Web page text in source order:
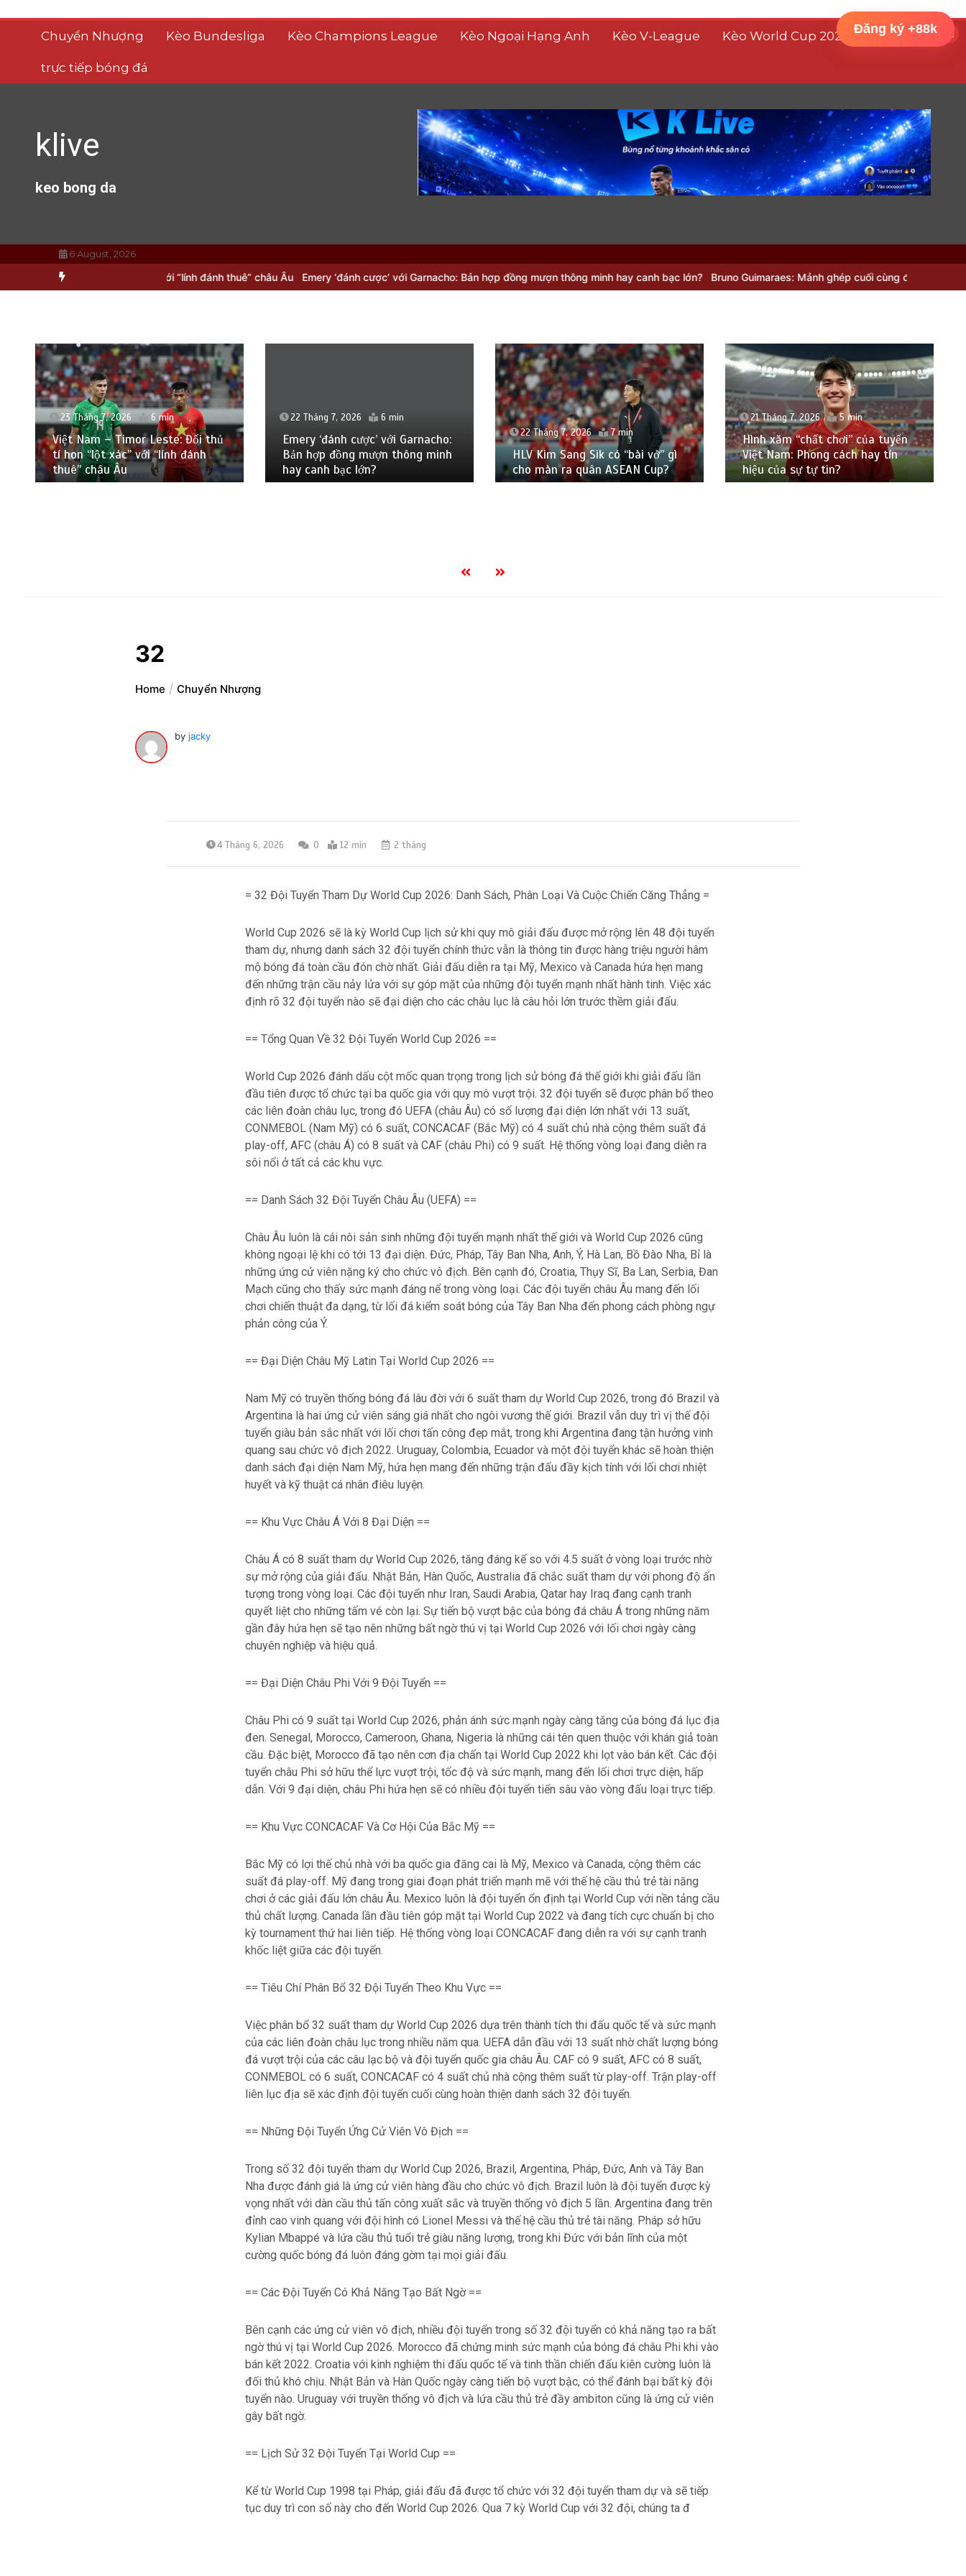
Chuyển Nhượng Kèo Bundesliga Kèo Champions League Kèo Ngoại Hạng Anh Kèo V-League Kèo World Cup 2026
trực tiếp bóng đá
klive
keo bong da
6 August, 2026
tí hon “lột xác” với “lính đánh thuê” châu Âu Emery ‘đánh cược’ với Garnacho: Bản hợp đồng mượn thông minh hay canh bạc lớn? Bruno Guimaraes: Mảnh ghép cuối cùng để Arsenal tạo ra ‘cỗ
23 Tháng 7, 2026 6 min
Việt Nam – Timor Leste: Đối thủ
tí hon “lột xác” với “lính đánh
thuê” châu Âu
22 Tháng 7, 2026 6 min
Emery ‘đánh cược’ với Garnacho:
Bản hợp đồng mượn thông minh
hay canh bạc lớn?
22 Tháng 7, 2026 7 min
HLV Kim Sang Sik có “bài vở” gì
cho màn ra quân ASEAN Cup?
21 Tháng 7, 2026 5 min
Hình xăm “chất chơi” của tuyển
Việt Nam: Phong cách hay tín
hiệu của sự tự tin?
32
Home Chuyển Nhượng
by jacky
4 Tháng 6, 2026 0 12 min 2 tháng
= 32 Đội Tuyển Tham Dự World Cup 2026: Danh Sách, Phân Loại Và Cuộc Chiến Căng Thẳng =
World Cup 2026 sẽ là kỳ World Cup lịch sử khi quy mô giải đấu được mở rộng lên 48 đội tuyển
tham dự, nhưng danh sách 32 đội tuyển chính thức vẫn là thông tin được hàng triệu người hâm
mộ bóng đá toàn cầu đón chờ nhất. Giải đấu diễn ra tại Mỹ, Mexico và Canada hứa hẹn mang
đến những trận cầu nảy lửa với sự góp mặt của những đội tuyển mạnh nhất hành tinh. Việc xác
định rõ 32 đội tuyển nào sẽ đại diện cho các châu lục là câu hỏi lớn trước thềm giải đấu.
== Tổng Quan Về 32 Đội Tuyển World Cup 2026 ==
World Cup 2026 đánh dấu cột mốc quan trọng trong lịch sử bóng đá thế giới khi giải đấu lần
đầu tiên được tổ chức tại ba quốc gia với quy mô vượt trội. 32 đội tuyển sẽ được phân bổ theo
các liên đoàn châu lục, trong đó UEFA (châu Âu) có số lượng đại diện lớn nhất với 13 suất,
CONMEBOL (Nam Mỹ) có 6 suất, CONCACAF (Bắc Mỹ) có 4 suất chủ nhà cộng thêm suất đá
play-off, AFC (châu Á) có 8 suất và CAF (châu Phi) có 9 suất. Hệ thống vòng loại đang diễn ra
sôi nổi ở tất cả các khu vực.
== Danh Sách 32 Đội Tuyển Châu Âu (UEFA) ==
Châu Âu luôn là cái nôi sản sinh những đội tuyển mạnh nhất thế giới và World Cup 2026 cũng
không ngoại lệ khi có tới 13 đại diện. Đức, Pháp, Tây Ban Nha, Anh, Ý, Hà Lan, Bồ Đào Nha, Bỉ là
những ứng cử viên nặng ký cho chức vô địch. Bên cạnh đó, Croatia, Thụy Sĩ, Ba Lan, Serbia, Đan
Mạch cũng cho thấy sức mạnh đáng nể trong vòng loại. Các đội tuyển châu Âu mang đến lối
chơi chiến thuật đa dạng, từ lối đá kiểm soát bóng của Tây Ban Nha đến phong cách phòng ngự
phản công của Ý.
== Đại Diện Châu Mỹ Latin Tại World Cup 2026 ==
Nam Mỹ có truyền thống bóng đá lâu đời với 6 suất tham dự World Cup 2026, trong đó Brazil và
Argentina là hai ứng cử viên sáng giá nhất cho ngôi vương thế giới. Brazil vẫn duy trì vị thế đội
tuyển giàu bản sắc nhất với lối chơi tấn công đẹp mắt, trong khi Argentina đang tận hưởng vinh
quang sau chức vô địch 2022. Uruguay, Colombia, Ecuador và một đội tuyển khác sẽ hoàn thiện
danh sách đại diện Nam Mỹ, hứa hẹn mang đến những trận đấu đầy kịch tính với lối chơi nhiệt
huyết và kỹ thuật cá nhân điêu luyện.
== Khu Vực Châu Á Với 8 Đại Diện ==
Châu Á có 8 suất tham dự World Cup 2026, tăng đáng kể so với 4.5 suất ở vòng loại trước nhờ
sự mở rộng của giải đấu. Nhật Bản, Hàn Quốc, Australia đã chắc suất tham dự với phong độ ấn
tượng trong vòng loại. Các đội tuyển như Iran, Saudi Arabia, Qatar hay Iraq đang cạnh tranh
quyết liệt cho những tấm vé còn lại. Sự tiến bộ vượt bậc của bóng đá châu Á trong những năm
gần đây hứa hẹn sẽ tạo nên những bất ngờ thú vị tại World Cup 2026 với lối chơi ngày càng
chuyên nghiệp và hiệu quả.
== Đại Diện Châu Phi Với 9 Đội Tuyển ==
Châu Phi có 9 suất tại World Cup 2026, phản ánh sức mạnh ngày càng tăng của bóng đá lục địa
đen. Senegal, Morocco, Cameroon, Ghana, Nigeria là những cái tên quen thuộc với khán giả toàn
cầu. Đặc biệt, Morocco đã tạo nên cơn địa chấn tại World Cup 2022 khi lọt vào bán kết. Các đội
tuyển châu Phi sở hữu thể lực vượt trội, tốc độ và sức mạnh, mang đến lối chơi trực diện, hấp
dẫn. Với 9 đại diện, châu Phi hứa hẹn sẽ có nhiều đội tuyển tiến sâu vào vòng đấu loại trực tiếp.
== Khu Vực CONCACAF Và Cơ Hội Của Bắc Mỹ ==
Bắc Mỹ có lợi thế chủ nhà với ba quốc gia đăng cai là Mỹ, Mexico và Canada, cộng thêm các
suất đá play-off. Mỹ đang trong giai đoạn phát triển mạnh mẽ với thế hệ cầu thủ trẻ tài năng
chơi ở các giải đấu lớn châu Âu. Mexico luôn là đội tuyển ổn định tại World Cup với nền tảng cầu
thủ chất lượng. Canada lần đầu tiên góp mặt tại World Cup 2022 và đang tích cực chuẩn bị cho
kỳ tournament thứ hai liên tiếp. Hệ thống vòng loại CONCACAF đang diễn ra với sự cạnh tranh
khốc liệt giữa các đội tuyển.
== Tiêu Chí Phân Bổ 32 Đội Tuyển Theo Khu Vực ==
Việc phân bổ 32 suất tham dự World Cup 2026 dựa trên thành tích thi đấu quốc tế và sức mạnh
của các liên đoàn châu lục trong nhiều năm qua. UEFA dẫn đầu với 13 suất nhờ chất lượng bóng
đá vượt trội của các câu lạc bộ và đội tuyển quốc gia châu Âu. CAF có 9 suất, AFC có 8 suất,
CONMEBOL có 6 suất, CONCACAF có 4 suất chủ nhà cộng thêm suất từ play-off. Trận play-off
liên lục địa sẽ xác định đội tuyển cuối cùng hoàn thiện danh sách 32 đội tuyển.
== Những Đội Tuyển Ứng Cử Viên Vô Địch ==
Trong số 32 đội tuyển tham dự World Cup 2026, Brazil, Argentina, Pháp, Đức, Anh và Tây Ban
Nha được đánh giá là ứng cử viên hàng đầu cho chức vô địch. Brazil luôn là đội tuyển được kỳ
vọng nhất với dàn cầu thủ tấn công xuất sắc và truyền thống vô địch 5 lần. Argentina đang trên
đỉnh cao vinh quang với đội hình có Lionel Messi và thế hệ cầu thủ trẻ tài năng. Pháp sở hữu
Kylian Mbappé và lứa cầu thủ tuổi trẻ giàu năng lượng, trong khi Đức với bản lĩnh của một
cường quốc bóng đá luôn đáng gờm tại mọi giải đấu.
== Các Đội Tuyển Có Khả Năng Tạo Bất Ngờ ==
Bên cạnh các ứng cử viên vô địch, nhiều đội tuyển trong số 32 đội tuyển có khả năng tạo ra bất
ngờ thú vị tại World Cup 2026. Morocco đã chứng minh sức mạnh của bóng đá châu Phi khi vào
bán kết 2022. Croatia với kinh nghiệm thi đấu quốc tế và tinh thần chiến đấu kiên cường luôn là
đối thủ khó chịu. Nhật Bản và Hàn Quốc ngày càng tiến bộ vượt bậc, có thể đánh bại bất kỳ đội
tuyển nào. Uruguay với truyền thống vô địch và lứa cầu thủ trẻ đầy ambiton cũng là ứng cử viên
gây bất ngờ.
== Lịch Sử 32 Đội Tuyển Tại World Cup ==
Kể từ World Cup 1998 tại Pháp, giải đấu đã được tổ chức với 32 đội tuyển tham dự và sẽ tiếp
tục duy trì con số này cho đến World Cup 2026. Qua 7 kỳ World Cup với 32 đội, chúng ta đ
Đăng ký +88k